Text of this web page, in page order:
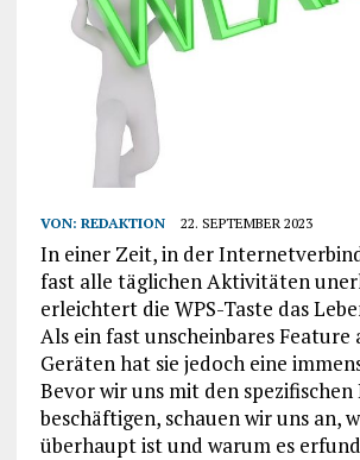
VON: REDAKTION 22. SEPTEMBER 2023
In einer Zeit, in der
fast alle täglichen Aktivitäten
erleichtert die WPS-Taste das
Als ein fast unscheinbares Feature
Geräten hat sie jedoch eine
Bevor wir uns mit den spezifischen
beschäftigen, schauen wir uns an,
überhaupt ist und warum es